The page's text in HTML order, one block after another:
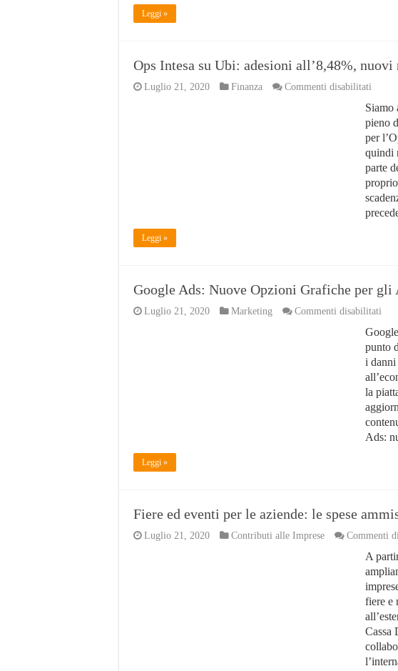
Leggi »
Ops Intesa su Ubi: adesioni all’8,48%, nuovi
Luglio 21, 2020 Finanza Commenti disabilitati
Intesa
su
Ubi:
nuovi
Siamo
pieno
per
quindi
parte
Leggi »
Google Ads: Nuove Opzioni Grafiche per gli
Luglio 21, 2020 Marketing Commenti disabilitati
Ads:
per
gli
punto
i danni
la
Ads:
Leggi »
Fiere ed eventi per le aziende: le spese
Luglio 21, 2020 Contributi alle Imprese Commenti
A
fiere e
Cassa